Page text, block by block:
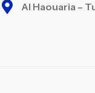
Al Haouaria –